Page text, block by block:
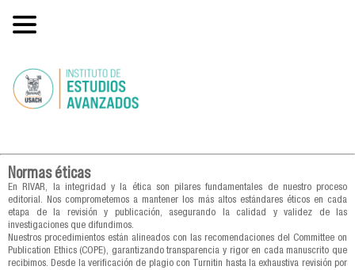
Normas éticas
En RIVAR, la integridad y la ética son pilares fundamentales de nuestro proceso
editorial. Nos comprometemos a mantener los más altos estándares éticos en cada
etapa de la revisión y publicación, asegurando la calidad y validez de las
investigaciones que difundimos.
Nuestros procedimientos están alineados con las recomendaciones del Committee on
Publication Ethics (COPE), garantizando transparencia y rigor en cada manuscrito que
recibimos. Desde la verificación de plagio con Turnitin hasta la exhaustiva revisión por